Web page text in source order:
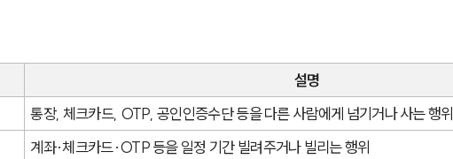
설명
통장, 체크카드, OTP, 공인인증수단 등을 다른 사람에게 넘기거나 사는 행위
계좌·체크카드·OTP 등을 일정 기간 빌려주거나 빌리는 행위